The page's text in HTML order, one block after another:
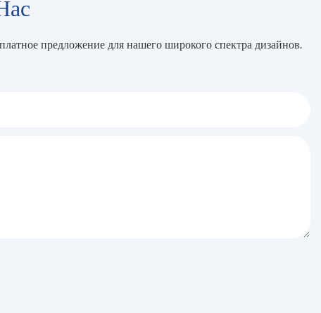
предложение для нашего широкого спектра дизайнов.